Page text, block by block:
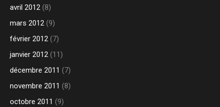
avril 2012 (8)
mars 2012 (9)
février 2012 (7)
janvier 2012 (11)
décembre 2011 (7)
novembre 2011 (8)
octobre 2011 (9)